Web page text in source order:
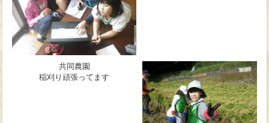
共同農園
稲刈り頑張ってます